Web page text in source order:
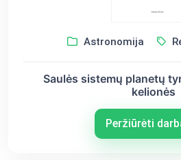
Astronomija
Saulės sistemų planetų
kelionės
Peržiūrėti